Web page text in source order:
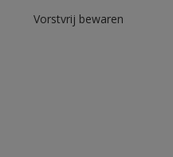
Vorstvrij bewaren